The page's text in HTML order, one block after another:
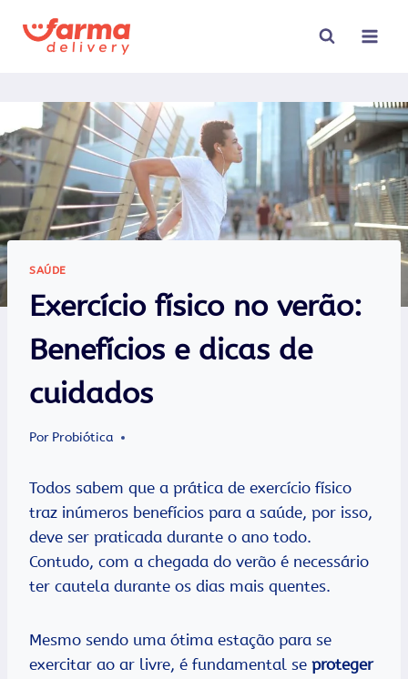
para
SAÚDE
Exercício físico no verão:
Benefícios e dicas de
cuidados
Por Probiótica
Todos sabem que a prática de exercício físico
traz inúmeros benefícios para a saúde, por isso,
deve ser praticada durante o ano todo.
Contudo, com a chegada do verão é necessário
ter cautela durante os dias mais quentes.
Mesmo sendo uma ótima estação para se
exercitar ao ar livre, é fundamental se proteger